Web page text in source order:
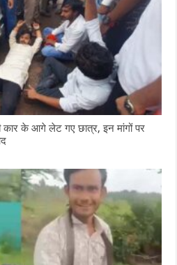
कार के आगे लेट गए छात्र, इन मांगों पर